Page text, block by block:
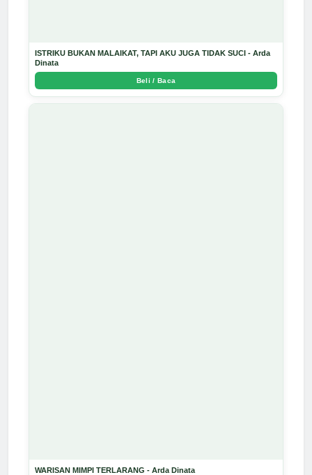
ISTRIKU BUKAN MALAIKAT, TAPI AKU JUGA TIDAK SUCI - Arda
Dinata
Beli / Baca
WARISAN MIMPI TERLARANG - Arda Dinata